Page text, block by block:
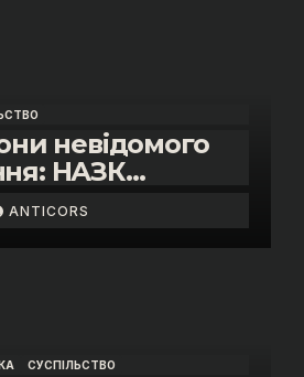
невідомого
НАЗК
життя
митниці “Тиса”
ANTICORS
СУСПІЛЬСТВО